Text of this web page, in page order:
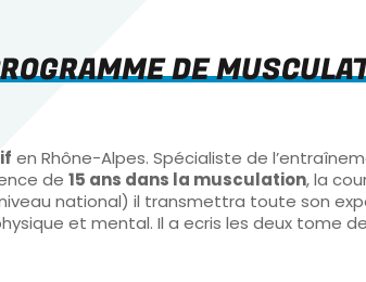
DE
en Rhône-Alpes. Spécialiste de
de 15 ans dans la musculation, la
national) il transmettra toute son
et mental. Il a ecris les deux tome